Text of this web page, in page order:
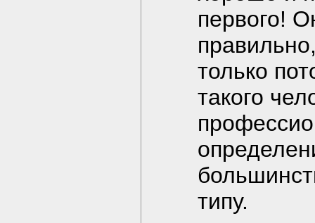
первого!
только
такого
типу.